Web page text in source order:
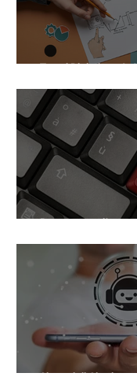
Trend Digital 2026:
Promuovere
Sistemi di Chatbot